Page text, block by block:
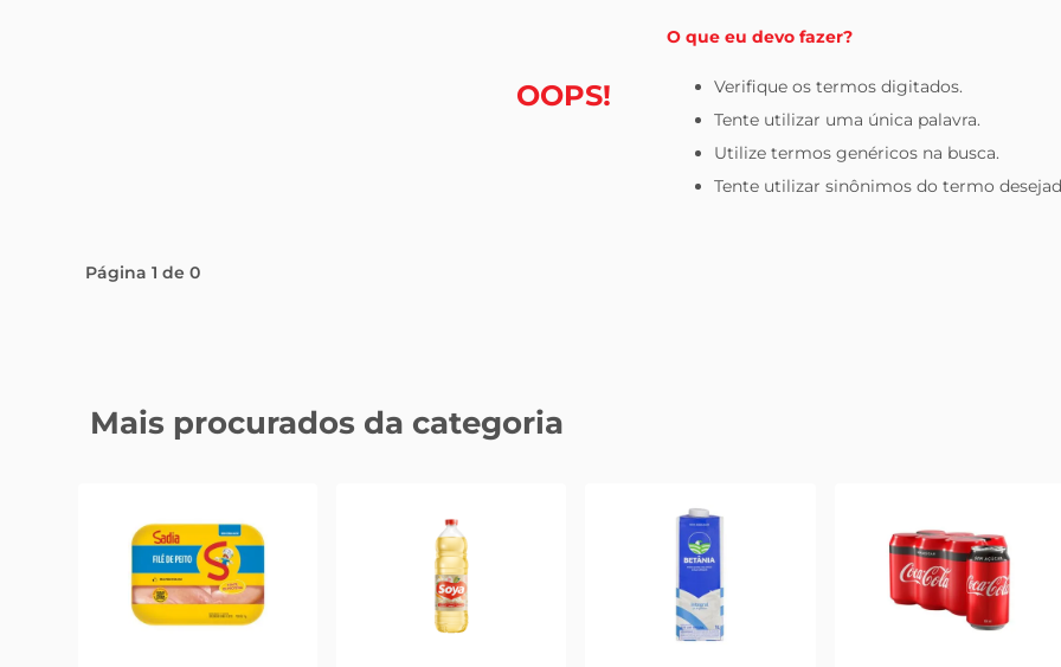
OOPS!
O que eu devo fazer?
Verifique os termos digitados.
Tente utilizar uma única palavra.
Utilize termos genéricos na busca.
Tente utilizar sinônimos do termo
Página 1 de 0
Mais procurados da categoria
tv